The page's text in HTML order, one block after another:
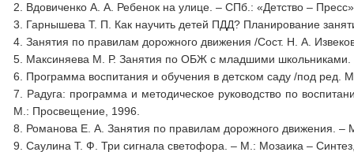
2. Вдовиченко А. А. Ребенок на улице. – СПб.: «Детство –
3. Гарнышева Т. П. Как научить детей ПДД? Планирование
4. Занятия по правилам дорожного движения /Сост. Н. А.
5. Максиняева М. Р. Занятия по ОБЖ с младшими
6. Программа воспитания и обучения в детском саду /под
7. Радуга: программа и методическое руководство по
М.: Просвещение, 1996.
8. Романова Е. А. Занятия по правилам дорожного движения.
9. Саулина Т. Ф. Три сигнала светофора. – М.: Мозаика –